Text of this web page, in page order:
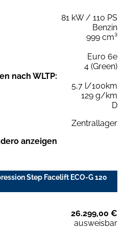
81 kW / 110 PS
Benzin
999 cm³
Euro 6e
4 (Green)
nach WLTP:
5,7 l/100km
129 g/km
D
Zentrallager
anzeigen
Step Facelift ECO-G 120
26.299,00 €
ausweisbar